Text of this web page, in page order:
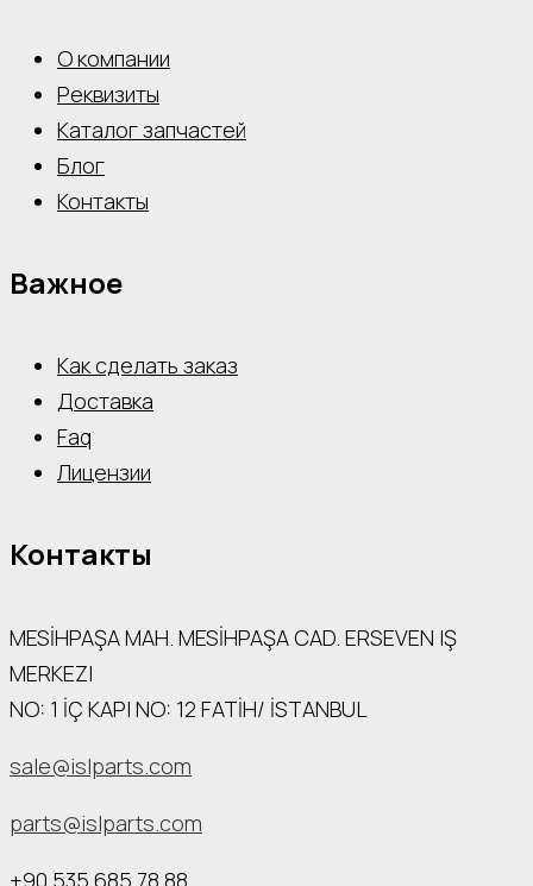
О компании
Реквизиты
Каталог запчастей
Блог
Контакты
Важное
Как сделать заказ
Доставка
Faq
Лицензии
Контакты
MESİHPAŞA МАН. MESİHPAŞA CAD. ERSEVEN IŞ
MERKEZI
NO: 1 İÇ КАРI NO: 12 FATİH/ İSTANBUL
sale@islparts.com
parts@islparts.com
+90 535 685 78 88